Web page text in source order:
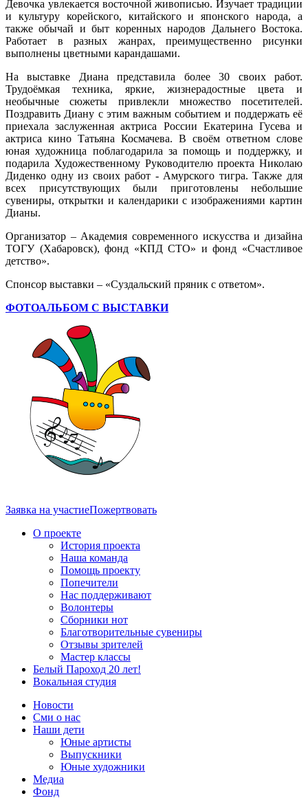
Девочка увлекается восточной живописью. Изучает традиции
и культуру корейского, китайского и японского народа, а
также обычай и быт коренных народов Дальнего Востока.
Работает в разных жанрах, преимущественно рисунки
выполнены цветными карандашами.
На выставке Диана представила более 30 своих работ.
Трудоёмкая техника, яркие, жизнерадостные цвета и
необычные сюжеты привлекли множество посетителей.
Поздравить Диану с этим важным событием и поддержать её
приехала заслуженная актриса России Екатерина Гусева и
актриса кино Татьяна Космачева. В своём ответном слове
юная художница поблагодарила за помощь и поддержку, и
подарила Художественному Руководителю проекта Николаю
Диденко одну из своих работ - Амурского тигра. Также для
всех присутствующих были приготовлены небольшие
сувениры, открытки и календарики с изображениями картин
Дианы.
Организатор – Академия современного искусства и дизайна
ТОГУ (Хабаровск), фонд «КПД СТО» и фонд «Счастливое
детство».
Спонсор выставки – «Суздальский пряник с ответом».
ФОТОАЛЬБОМ С ВЫСТАВКИ
Заявка на участиеПожертвовать
О проекте
История проекта
Наша команда
Помощь проекту
Попечители
Нас поддерживают
Волонтеры
Сборники нот
Благотворительные сувениры
Отзывы зрителей
Мастер классы
Белый Пароход 20 лет!
Вокальная студия
Новости
Сми о нас
Наши дети
Юные артисты
Выпускники
Юные художники
Медиа
Фонд